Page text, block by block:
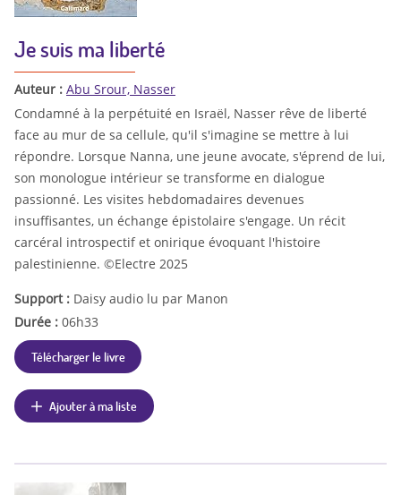
Je suis ma liberté
Auteur : Abu Srour, Nasser
Condamné à la perpétuité en Israël, Nasser rêve de liberté
face au mur de sa cellule, qu'il s'imagine se mettre à lui
répondre. Lorsque Nanna, une jeune avocate, s'éprend de lui,
son monologue intérieur se transforme en dialogue
passionné. Les visites hebdomadaires devenues
insuffisantes, un échange épistolaire s'engage. Un récit
carcéral introspectif et onirique évoquant l'histoire
palestinienne. ©Electre 2025
Support : Daisy audio lu par Manon
Durée : 06h33
Télécharger le livre
Ajouter à ma liste